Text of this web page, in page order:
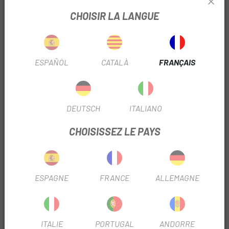
Buse facile à nettoyer
La conception ergonomique du corps du couvercle permet
une prise en main facile.
Fabriqué à partir de matériau LDPE facile à presser.
La bande de visualisation transparente permet de voir
facilement le contenu de la bouteille.
Le plastique sans BPA est composé à 100% de matériaux
de qualité alimentaire FDA et est imprimé avec des encres
approuvés par la CPSC.
TRUSTED SHOPS REVIEWS
-20%
CHOISIR LA LANGUE
ESPAÑOL CATALÀ FRANÇAIS
DEUTSCH ITALIANO
CHOISISSEZ LE PAYS
ESPAGNE FRANCE ALLEMAGNE
ITALIE PORTUGAL ANDORRE